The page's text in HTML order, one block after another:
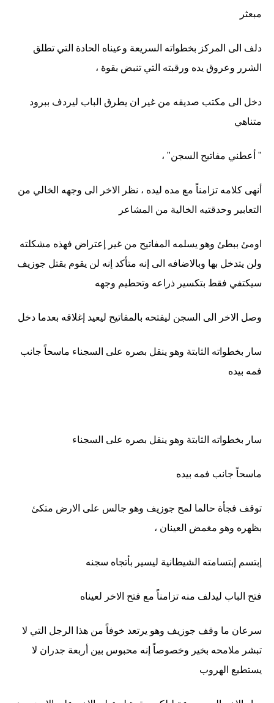
مبعثر
دلف الى المركز بخطواته السريعة وعيناه الحادة التي تطلق
الشرر وعروق يده ورقبته التي تنبض بقوة ،
دخل الى مكتب صديقه من غير ان يطرق الباب ليردف ببرود
متناهي
" أعطني مفاتيح السجن" ،
أنهى كلامه تزامناً مع مده ليده ، نظر الاخر الى وجهه الخالي من
التعابير وحدقتيه الخالية من المشاعر
اومئ ببطئ وهو يسلمه المفاتيح من غير إعتراض فهذه مشكلته
ولن يتدخل بها وبالاضافه الى إنه متأكد إنه لن يقوم بقتل جوزيف
سيكتفي فقط بتكسير ذراعه وتحطيم وجهه
وصل الاخر الى السجن ليفتحه بالمفاتيح ليعيد إغلاقه بعدما دخل
سار بخطواته الثابتة وهو ينقل بصره على السجناء ماسحاً جانب
فمه بيده
سار بخطواته الثابتة وهو ينقل بصره على السجناء
ماسحاً جانب فمه بيده
توقف فجأة حالما لمح جوزيف وهو جالس على الارض متكئ
بظهره وهو مغمض العينان ،
إبتسم إبتسامته الشيطانية ليسير بأتجاه سجنه
فتح الباب ليدلف منه تزامناً مع فتح الاخر لعيناه
سرعان ما وقف جوزيف وهو يرتعد خوفاً من هذا الرجل التي لا
تبشر ملامحه بخير وخصوصاً إنه محبوس بين أربعة جدران لا
يستطيع الهروب